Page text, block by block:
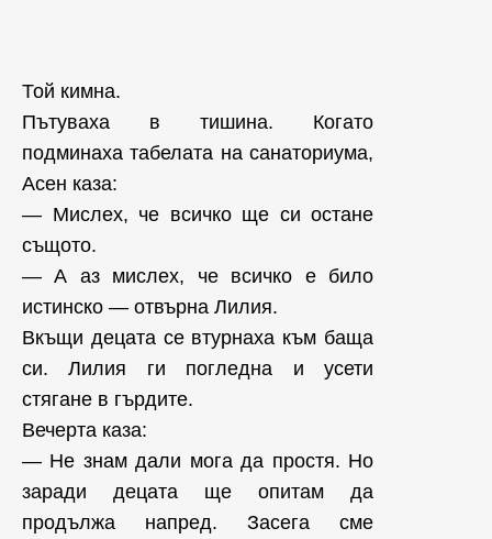
Той кимна.
Пътуваха в тишина. Когато
подминаха табелата на санаториума,
Асен каза:
— Мислех, че всичко ще си остане
същото.
— А аз мислех, че всичко е било
истинско — отвърна Лилия.
Вкъщи децата се втурнаха към баща
си. Лилия ги погледна и усети
стягане в гърдите.
Вечерта каза:
— Не знам дали мога да простя. Но
заради децата ще опитам да
продължа напред. Засега сме